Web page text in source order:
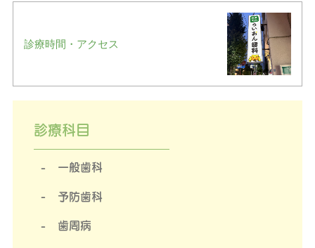
診療時間・アクセス
診療科目
一般歯科
予防歯科
歯周病